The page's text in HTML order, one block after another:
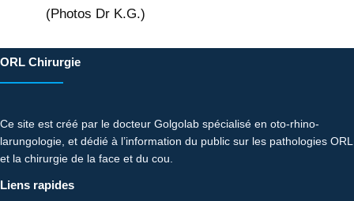
(Photos Dr K.G.)
ORL Chirurgie
Ce site est créé par le docteur Golgolab spécialisé en oto-rhino-
larungologie, et dédié à l’information du public sur les pathologies ORL
et la chirurgie de la face et du cou.
Liens rapides